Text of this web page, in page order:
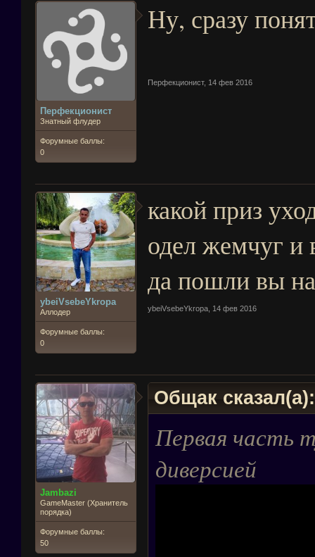
Перфекционист
Знатный флудер
Форумные баллы:
0
Ну, сразу
Перфекционист, 14 фев 2016
ybeiVsebeYkropa
Аллодер
Форумные баллы:
0
какой приз
одел жемчуг и
да пошли вы
ybeiVsebeYkropa 14 фев 2016
Jambazi
GameMaster (Хранитель
порядка)
Форумные баллы:
50
Общак
Первая часть
диверсией